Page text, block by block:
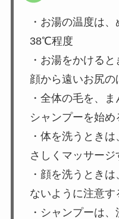
・お湯の温度は
38℃程度
・お湯をかける
顔から遠いお尻の
・全体の毛を、
シャンプーを始め
・体を洗うとき
さしくマッサージ
・顔を洗うとき
ないように注意す
・シャンプーは